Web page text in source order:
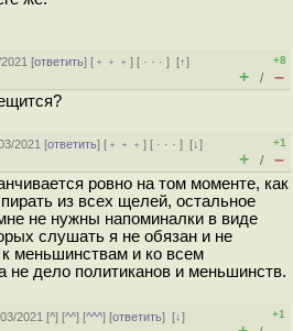
[ответить] [ ﹢﹢﹢] [ · · ·][↑]
+8
+ / –
2021 [ответить] [ ﹢﹢﹢] [ · · ·][↓]
+1
+ / –
ровно на том моменте, как
из всех щелей, остальное
не нужны напоминалки в виде
слушать я не обязан и не
меньшинствам и ко всем
не дело политиканов и меньшинств.
2021 [^] [^^] [^^^] [ответить][↓]
+1